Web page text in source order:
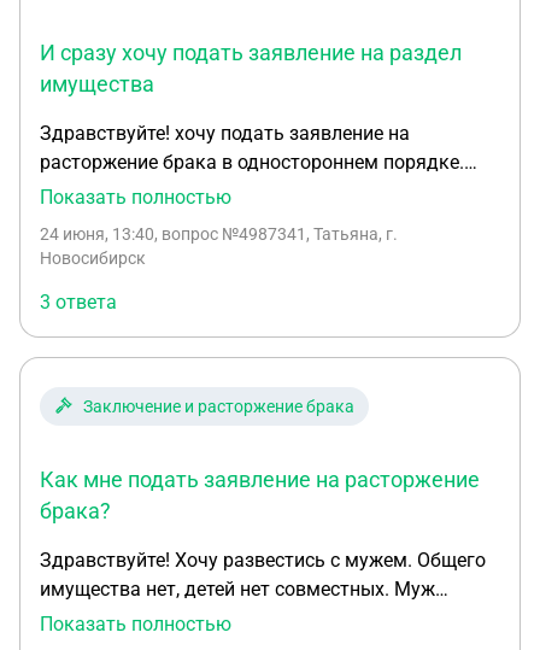
И сразу хочу подать заявление на раздел
имущества
Здравствуйте! хочу подать заявление на
расторжение брака в одностороннем порядке.
Муж не желает учавствовать в этом. Агрессивно
на раздел имущества. Что нужно сделать?
Показать полностью
24 июня, 13:40, вопрос №4987341, Татьяна, г.
Новосибирск
3 ответа
Заключение и расторжение брака
Как мне подать заявление на расторжение
брака?
Здравствуйте! Хочу развестись с мужем. Общего
имущества нет, детей нет совместных. Муж
проживает на данный момент в моём городе, но
Показать полностью